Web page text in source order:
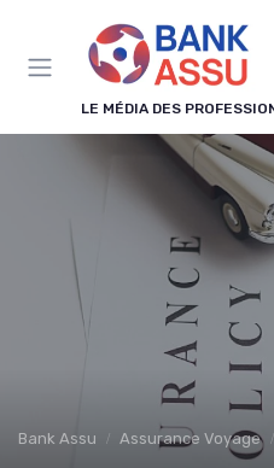
LE MÉDIA DES
Bank Assu Assurance Voyage